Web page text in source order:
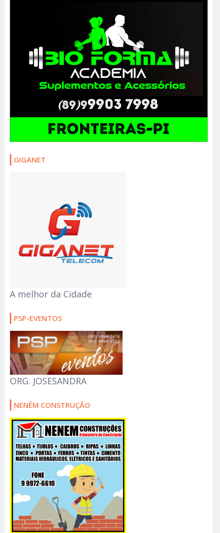
GIGANET
A melhor da Cidade
PSP-EVENTOS
ORG: JOSESANDRA
NENÊM CONSTRUÇÃO